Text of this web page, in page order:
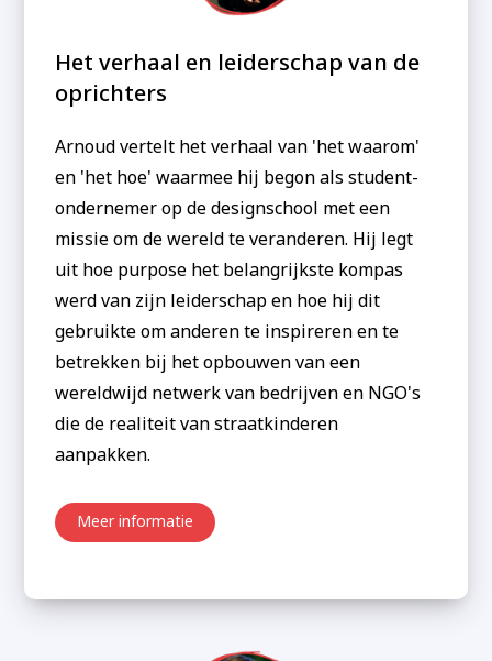
Het verhaal en leiderschap van de
oprichters
Arnoud vertelt het verhaal van 'het waarom'
en 'het hoe' waarmee hij begon als student-
ondernemer op de designschool met een
missie om de wereld te veranderen. Hij legt
uit hoe purpose het belangrijkste kompas
werd van zijn leiderschap en hoe hij dit
gebruikte om anderen te inspireren en te
betrekken bij het opbouwen van een
wereldwijd netwerk van bedrijven en NGO's
die de realiteit van straatkinderen
aanpakken.
Meer informatie